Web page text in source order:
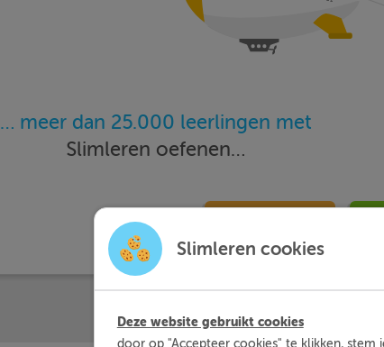
… meer dan 25.000 leerlingen met
Slimleren oefenen…
Slimleren cookies
Deze website gebruikt cookies
door op "Accepteer cookies" te klikken, stem